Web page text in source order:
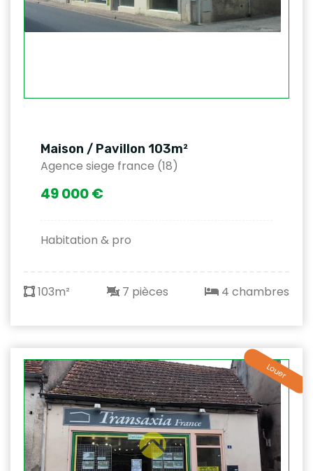
Maison / Pavillon 103m²
Agence siege france (18)
49 000 €
Habitation & pro
103m² 7 pièces 4 chambres
Louer